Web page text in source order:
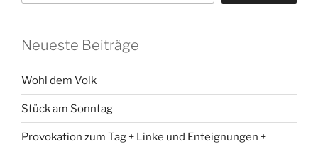
Neueste Beiträge
Wohl dem Volk
Stück am Sonntag
Provokation zum Tag + Linke und Enteignungen +